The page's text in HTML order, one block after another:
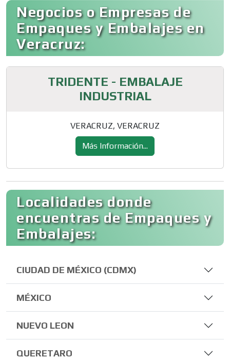
Negocios o Empresas de
Empaques y Embalajes en
Veracruz:
TRIDENTE - EMBALAJE
INDUSTRIAL
VERACRUZ, VERACRUZ
Más Información...
Localidades donde
encuentras de Empaques y
Embalajes:
CIUDAD DE MÉXICO (CDMX)
MÉXICO
NUEVO LEON
QUERETARO